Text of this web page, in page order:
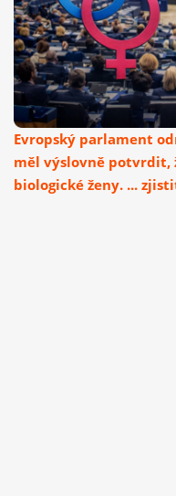
Evropský parlament
měl výslovně potvrdit,
biologické ženy. ...